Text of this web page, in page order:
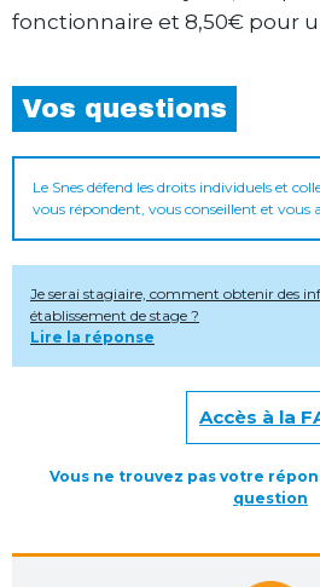
fonctionnaire et 8,50€ pour
Vos questions
Le Snes défend les droits individuels et
vous répondent, vous conseillent et vous
Je serai stagiaire, comment obtenir des
établissement de stage ?
Lire la réponse
Accès à la
Vous ne trouvez pas votre
question